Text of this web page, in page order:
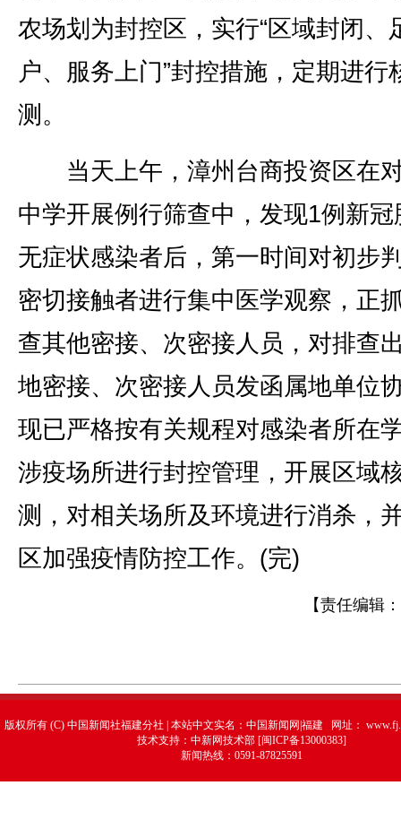
农场划为封控区，实行“区域封闭、
户、服务上门”封控措施，定期进行
测。
当天上午，漳州台商投资区在
中学开展例行筛查中，发现1例新冠
无症状感染者后，第一时间对初步
密切接触者进行集中医学观察，正
查其他密接、次密接人员，对排查
地密接、次密接人员发函属地单位
现已严格按有关规程对感染者所在
涉疫场所进行封控管理，开展区域
测，对相关场所及环境进行消杀，
区加强疫情防控工作。(完)
【责任编辑：
版权所有 (C) 中国新闻社福建分社 | 本站中文实名：中国新闻网|福建 网址：
技术支持：中新网技术部 [闽ICP备13000383]
新闻热线：0591-87825591